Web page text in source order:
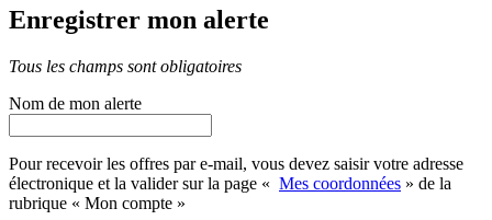
Enregistrer mon alerte
Tous les champs sont obligatoires
Nom de mon alerte
Pour recevoir les offres par e-mail, vous devez saisir votre adresse
électronique et la valider sur la page « Mes coordonnées » de la
rubrique « Mon compte »